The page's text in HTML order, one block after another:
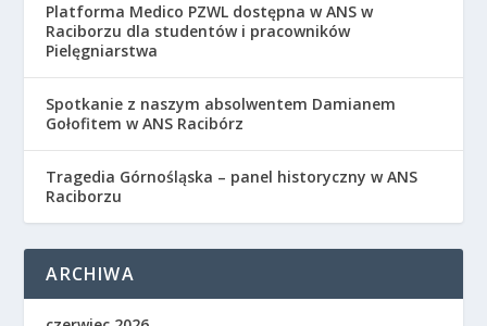
Platforma Medico PZWL dostępna w ANS w
Raciborzu dla studentów i pracowników
Pielęgniarstwa
Spotkanie z naszym absolwentem Damianem
Gołofitem w ANS Racibórz
Tragedia Górnośląska – panel historyczny w ANS
Raciborzu
ARCHIWA